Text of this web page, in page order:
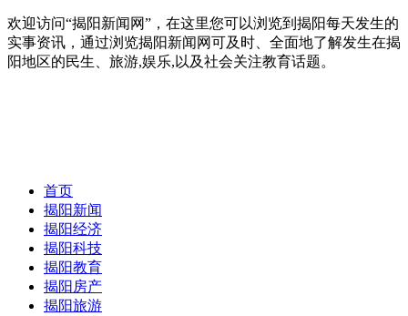
欢迎访问“揭阳新闻网”，在这里您可以浏览到揭阳每天发生的
实事资讯，通过浏览揭阳新闻网可及时、全面地了解发生在揭
阳地区的民生、旅游,娱乐,以及社会关注教育话题。
首页
揭阳新闻
揭阳经济
揭阳科技
揭阳教育
揭阳房产
揭阳旅游